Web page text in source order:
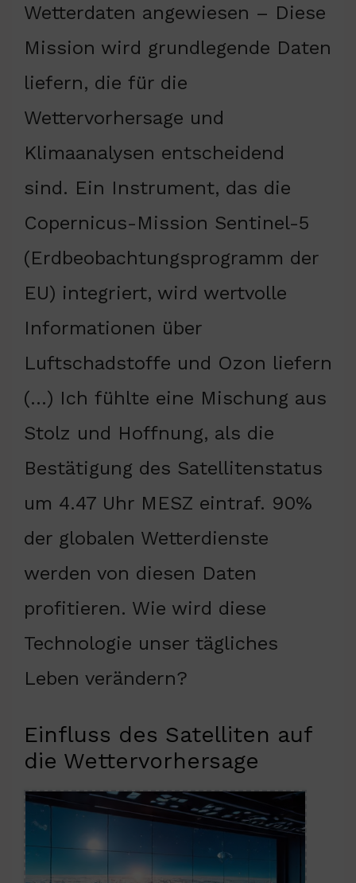
Wetterdaten angewiesen – Diese
Mission wird grundlegende Daten
liefern, die für die
Wettervorhersage und
Klimaanalysen entscheidend
sind. Ein Instrument, das die
Copernicus-Mission Sentinel-5
(Erdbeobachtungsprogramm der
EU) integriert, wird wertvolle
Informationen über
Luftschadstoffe und Ozon liefern
(…) Ich fühlte eine Mischung aus
Stolz und Hoffnung, als die
Bestätigung des Satellitenstatus
um 4.47 Uhr MESZ eintraf. 90%
der globalen Wetterdienste
werden von diesen Daten
profitieren. Wie wird diese
Technologie unser tägliches
Leben verändern?
Einfluss des Satelliten auf
die Wettervorhersage